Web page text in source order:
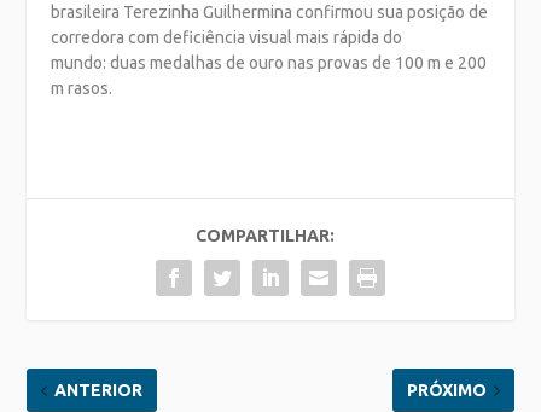
brasileira Terezinha Guilherminaconfirmou sua posição de
corredora com deficiência visual mais rápida do
mundo:duas medalhas de ouro nas provas de 100 m e 200
m rasos.
COMPARTILHAR:
ANTERIOR PRÓXIMO